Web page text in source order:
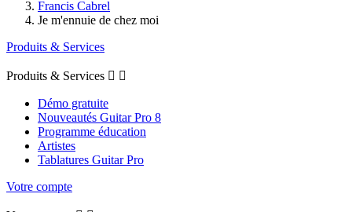
Francis Cabrel
Je m'ennuie de chez moi
Produits & Services
Produits & Services  
Démo gratuite
Nouveautés Guitar Pro 8
Programme éducation
Artistes
Tablatures Guitar Pro
Votre compte